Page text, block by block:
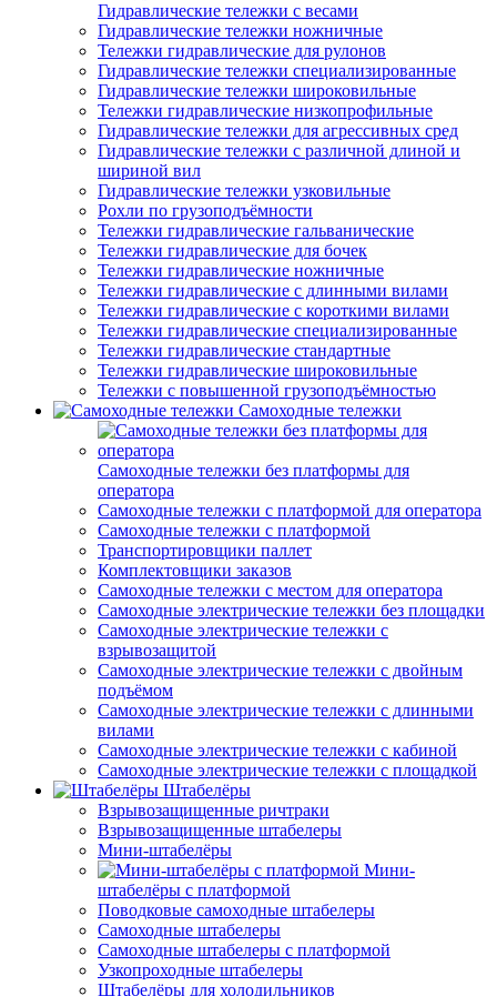
Гидравлические тележки с весами
Гидравлические тележки ножничные
Тележки гидравлические для рулонов
Гидравлические тележки специализированные
Гидравлические тележки широковильные
Тележки гидравлические низкопрофильные
Гидравлические тележки для агрессивных сред
Гидравлические тележки с различной длиной и
шириной вил
Гидравлические тележки узковильные
Рохли по грузоподъёмности
Тележки гидравлические гальванические
Тележки гидравлические для бочек
Тележки гидравлические ножничные
Тележки гидравлические с длинными вилами
Тележки гидравлические с короткими вилами
Тележки гидравлические специализированные
Тележки гидравлические стандартные
Тележки гидравлические широковильные
Тележки с повышенной грузоподъёмностью
Самоходные тележки
Самоходные тележки без платформы для
оператора
Самоходные тележки с платформой для оператора
Самоходные тележки с платформой
Транспортировщики паллет
Комплектовщики заказов
Самоходные тележки с местом для оператора
Самоходные электрические тележки без площадки
Самоходные электрические тележки с
взрывозащитой
Самоходные электрические тележки с двойным
подъёмом
Самоходные электрические тележки с длинными
вилами
Самоходные электрические тележки с кабиной
Самоходные электрические тележки с площадкой
Штабелёры
Взрывозащищенные ричтраки
Взрывозащищенные штабелеры
Мини-штабелёры
Мини-
штабелёры с платформой
Поводковые самоходные штабелеры
Самоходные штабелеры
Самоходные штабелеры с платформой
Узкопроходные штабелеры
Штабелёры для холодильников